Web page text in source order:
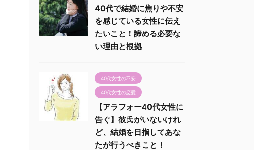
40代で結婚に焦りや不安
を感じている女性に伝え
たいこと！諦める必要な
い理由と根拠
40代女性の不安
40代女性の恋愛
【アラフォー40代女性に
告ぐ】彼氏がいないけれ
ど、結婚を目指してあな
たが行うべきこと！